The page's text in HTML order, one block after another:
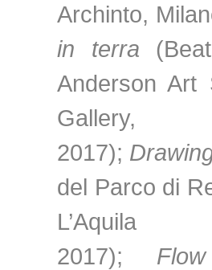
Archinto,
in terra
Anderson Art
Gallery,
2017);
del Parco di
L’Aquila
2017); Flow